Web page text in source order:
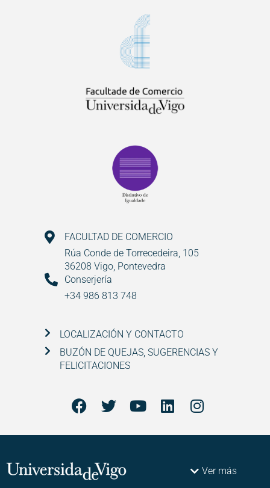
FACULTAD DE COMERCIO
Rúa Conde de Torrecedeira, 105
36208 Vigo, Pontevedra
Conserjería
+34 986 813 748
LOCALIZACIÓN Y CONTACTO
BUZÓN DE QUEJAS, SUGERENCIAS Y
FELICITACIONES
Ver más